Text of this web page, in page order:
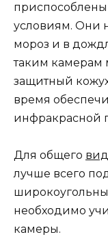
условиям. Они
мороз и в
таким камерам
защитный
время
инфракрасной
Для общего
лучше всего
необходимо
камеры.